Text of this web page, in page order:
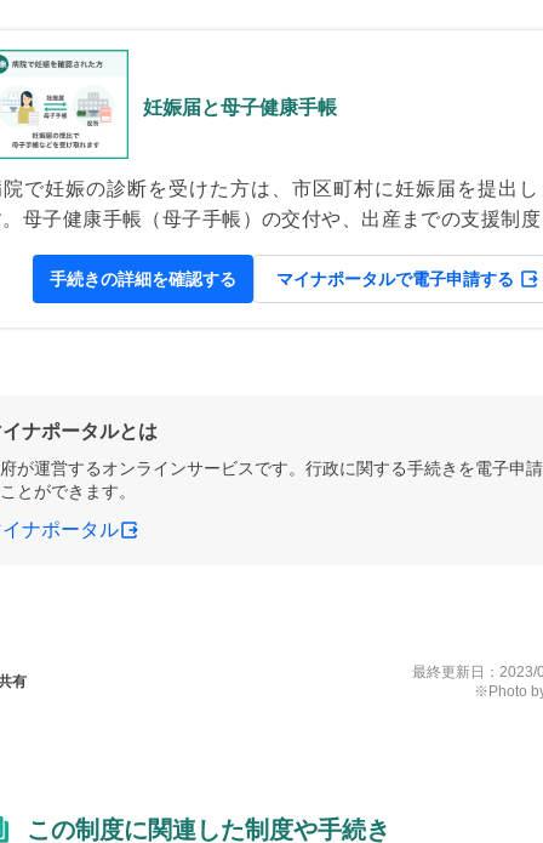
妊娠届と母子健康手帳
院で妊娠の診断を受けた方は、市区町村に妊娠届を提出し
母子健康手帳（母子手帳）の交付や、出産までの支援制度
妊娠から出産後にかけて、母親と子どもの医療や健康に関
報を記録して、健康管理に役立てるためのものです。
手続きの詳細を確認する マイナポータルで電子申請する
ナポータルとは
が運営するオンラインサービスです。行政に関する手続きを電子申
とができます。
ナポータル
有
最終更新日： 2023/
※Photo
この制度に関連した制度や手続き